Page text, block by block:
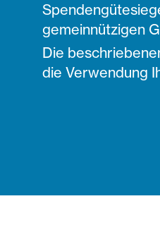
gemeinnützigen
Die
die Verwendung